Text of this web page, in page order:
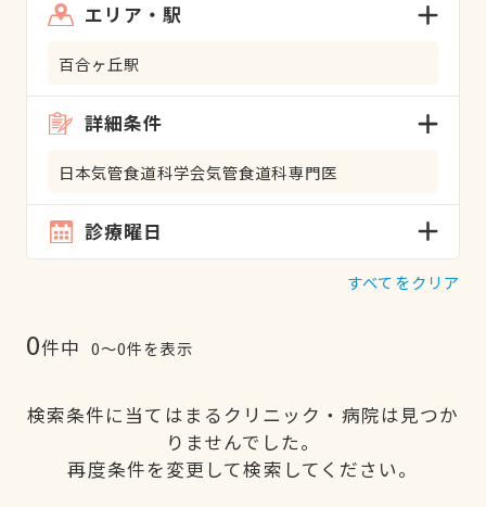
エリア・駅
百合ヶ丘駅
詳細条件
日本気管食道科学会気管食道科専門医
診療曜日
すべてをクリア
0件中 0〜0件を表示
検索条件に当てはまるクリニック・病院は見つか
りませんでした。
再度条件を変更して検索してください。